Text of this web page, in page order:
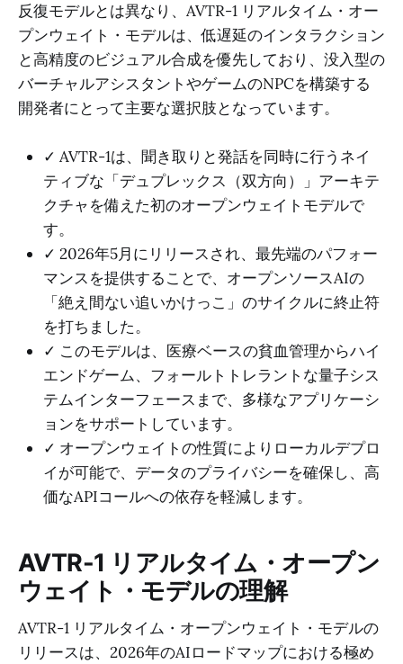
反復モデルとは異なり、AVTR-1 リアルタイム・オー
プンウェイト・モデルは、低遅延のインタラクション
と高精度のビジュアル合成を優先しており、没入型の
バーチャルアシスタントやゲームのNPCを構築する
開発者にとって主要な選択肢となっています。
✓ AVTR-1は、聞き取りと発話を同時に行うネイ
ティブな「デュプレックス（双方向）」アーキテ
クチャを備えた初のオープンウェイトモデルで
す。
✓ 2026年5月にリリースされ、最先端のパフォー
マンスを提供することで、オープンソースAIの
「絶え間ない追いかけっこ」のサイクルに終止符
を打ちました。
✓ このモデルは、医療ベースの貧血管理からハイ
エンドゲーム、フォールトトレラントな量子シス
テムインターフェースまで、多様なアプリケーシ
ョンをサポートしています。
✓ オープンウェイトの性質によりローカルデプロ
イが可能で、データのプライバシーを確保し、高
価なAPIコールへの依存を軽減します。
AVTR-1 リアルタイム・オープン
ウェイト・モデルの理解
AVTR-1 リアルタイム・オープンウェイト・モデルの
リリースは、2026年のAIロードマップにおける極め